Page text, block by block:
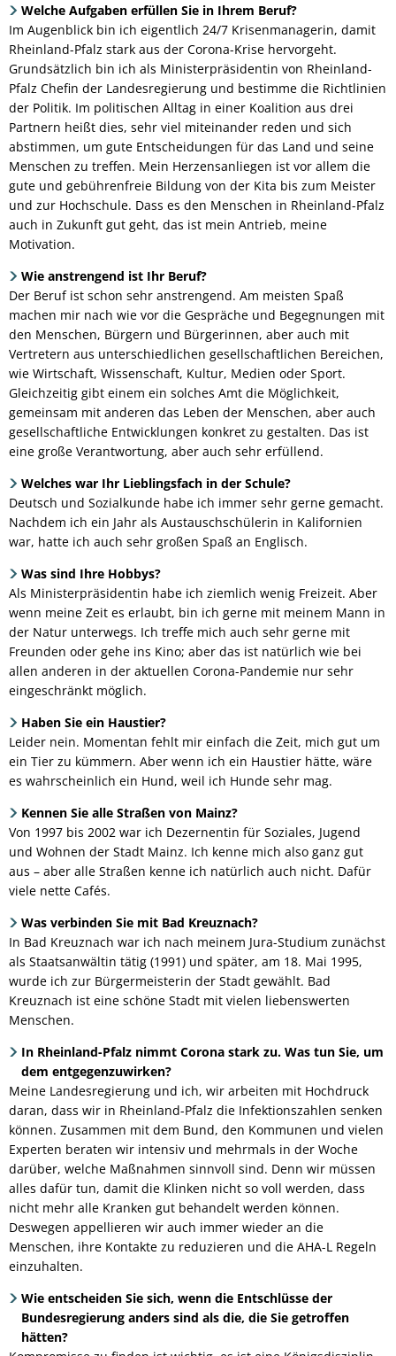
Welche Aufgaben erfüllen Sie in Ihrem Beruf?
Im Augenblick bin ich eigentlich 24/7 Krisenmanagerin, damit
Rheinland-Pfalz stark aus der Corona-Krise hervorgeht.
Grundsätzlich bin ich als Ministerpräsidentin von Rheinland-
Pfalz Chefin der Landesregierung und bestimme die Richtlinien
der Politik. Im politischen Alltag in einer Koalition aus drei
Partnern heißt dies, sehr viel miteinander reden und sich
abstimmen, um gute Entscheidungen für das Land und seine
Menschen zu treffen. Mein Herzensanliegen ist vor allem die
gute und gebührenfreie Bildung von der Kita bis zum Meister
und zur Hochschule. Dass es den Menschen in Rheinland-Pfalz
auch in Zukunft gut geht, das ist mein Antrieb, meine
Motivation.
Wie anstrengend ist Ihr Beruf?
Der Beruf ist schon sehr anstrengend. Am meisten Spaß
machen mir nach wie vor die Gespräche und Begegnungen mit
den Menschen, Bürgern und Bürgerinnen, aber auch mit
Vertretern aus unterschiedlichen gesellschaftlichen Bereichen,
wie Wirtschaft, Wissenschaft, Kultur, Medien oder Sport.
Gleichzeitig gibt einem ein solches Amt die Möglichkeit,
gemeinsam mit anderen das Leben der Menschen, aber auch
gesellschaftliche Entwicklungen konkret zu gestalten. Das ist
eine große Verantwortung, aber auch sehr erfüllend.
Welches war Ihr Lieblingsfach in der Schule?
Deutsch und Sozialkunde habe ich immer sehr gerne gemacht.
Nachdem ich ein Jahr als Austauschschülerin in Kalifornien
war, hatte ich auch sehr großen Spaß an Englisch.
Was sind Ihre Hobbys?
Als Ministerpräsidentin habe ich ziemlich wenig Freizeit. Aber
wenn meine Zeit es erlaubt, bin ich gerne mit meinem Mann in
der Natur unterwegs. Ich treffe mich auch sehr gerne mit
Freunden oder gehe ins Kino; aber das ist natürlich wie bei
allen anderen in der aktuellen Corona-Pandemie nur sehr
eingeschränkt möglich.
Haben Sie ein Haustier?
Leider nein. Momentan fehlt mir einfach die Zeit, mich gut um
ein Tier zu kümmern. Aber wenn ich ein Haustier hätte, wäre
es wahrscheinlich ein Hund, weil ich Hunde sehr mag.
Kennen Sie alle Straßen von Mainz?
Von 1997 bis 2002 war ich Dezernentin für Soziales, Jugend
und Wohnen der Stadt Mainz. Ich kenne mich also ganz gut
aus – aber alle Straßen kenne ich natürlich auch nicht. Dafür
viele nette Cafés.
Was verbinden Sie mit Bad Kreuznach?
In Bad Kreuznach war ich nach meinem Jura-Studium zunächst
als Staatsanwältin tätig (1991) und später, am 18. Mai 1995,
wurde ich zur Bürgermeisterin der Stadt gewählt. Bad
Kreuznach ist eine schöne Stadt mit vielen liebenswerten
Menschen.
In Rheinland-Pfalz nimmt Corona stark zu. Was tun Sie, um
dem entgegenzuwirken?
Meine Landesregierung und ich, wir arbeiten mit Hochdruck
daran, dass wir in Rheinland-Pfalz die Infektionszahlen senken
können. Zusammen mit dem Bund, den Kommunen und vielen
Experten beraten wir intensiv und mehrmals in der Woche
darüber, welche Maßnahmen sinnvoll sind. Denn wir müssen
alles dafür tun, damit die Klinken nicht so voll werden, dass
nicht mehr alle Kranken gut behandelt werden können.
Deswegen appellieren wir auch immer wieder an die
Menschen, ihre Kontakte zu reduzieren und die AHA-L Regeln
einzuhalten.
Wie entscheiden Sie sich, wenn die Entschlüsse der
Bundesregierung anders sind als die, die Sie getroffen
hätten?